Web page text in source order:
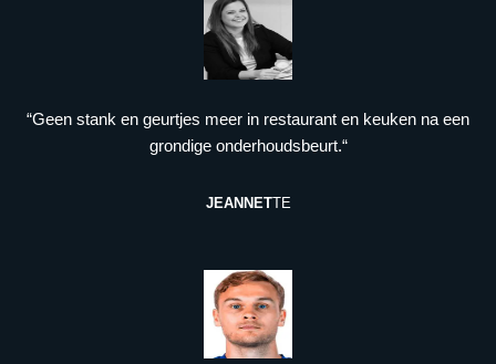
“Geen stank en geurtjes meer in restaurant en keuken na een
grondige onderhoudsbeurt.“
JEANNETTE